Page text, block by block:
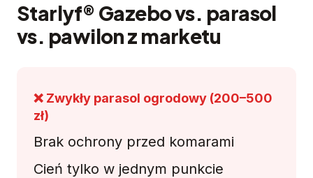
Starlyf® Gazebo vs. parasol
vs. pawilon z marketu
❌ Zwykły parasol ogrodowy (200–500
zł)
Brak ochrony przed komarami
Cień tylko w jednym punkcie